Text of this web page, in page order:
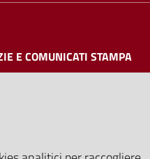
E COMUNICATI STAMPA